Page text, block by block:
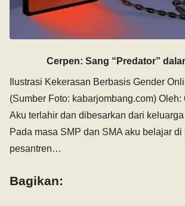
Cerpen: Sang “Predator”
Ilustrasi Kekerasan Berbasis Gender
(Sumber Foto: kabarjombang.com) Oleh:
Aku terlahir dan dibesarkan dari
Pada masa SMP dan SMA aku belajar di
pesantren…
Bagikan: